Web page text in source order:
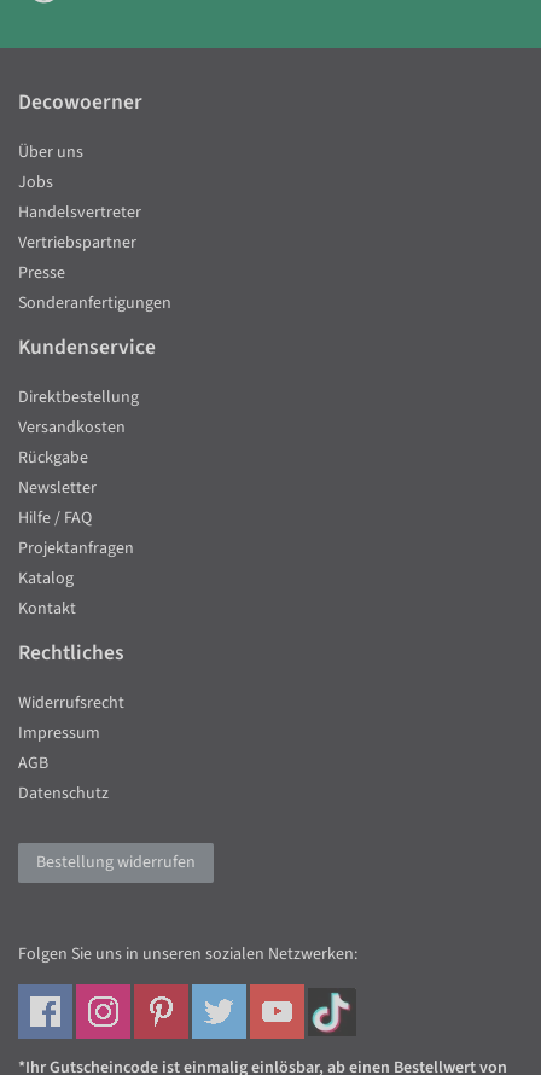
Decowoerner
Über uns
Jobs
Handelsvertreter
Vertriebspartner
Presse
Sonderanfertigungen
Kundenservice
Direktbestellung
Versandkosten
Rückgabe
Newsletter
Hilfe / FAQ
Projektanfragen
Katalog
Kontakt
Rechtliches
Widerrufsrecht
Impressum
AGB
Datenschutz
Bestellung widerrufen
Folgen Sie uns in unseren sozialen Netzwerken:
*Ihr Gutscheincode ist einmalig einlösbar, ab einen Bestellwert von